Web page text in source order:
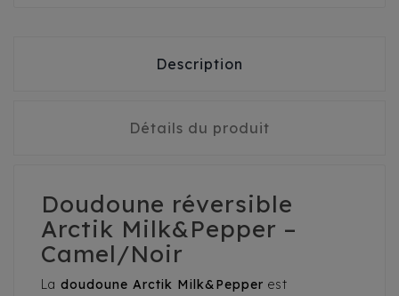
Description
Détails du produit
Doudoune réversible
Arctik Milk&Pepper –
Camel/Noir
La doudoune Arctik Milk&Pepper est